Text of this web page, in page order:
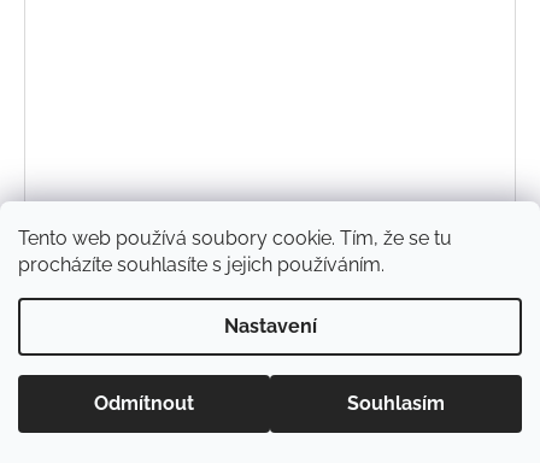
Tento web používá soubory cookie. Tím, že se tu
procházíte souhlasíte s jejich používáním.
Nastavení
Odmítnout Souhlasím
Šaty Kvítky